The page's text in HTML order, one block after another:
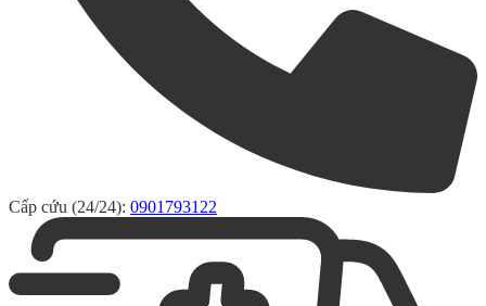
Cấp cứu (24/24): 0901793122